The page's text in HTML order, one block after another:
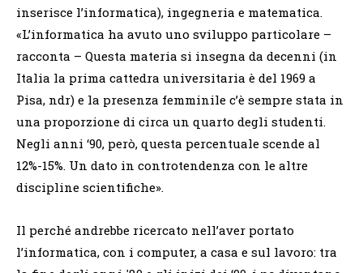
inserisce l’informatica), ingegneria e matematica.
«L’informatica ha avuto uno sviluppo particolare –
racconta – Questa materia si insegna da decenni (in
Italia la prima cattedra universitaria è del 1969 a
Pisa, ndr) e la presenza femminile c’è sempre stata in
una proporzione di circa un quarto degli studenti.
Negli anni ‘90, però, questa percentuale scende al
12%-15%. Un dato in controtendenza con le altre
discipline scientifiche».
Il perché andrebbe ricercato nell’aver portato
l’informatica, con i computer, a casa e sul lavoro: tra